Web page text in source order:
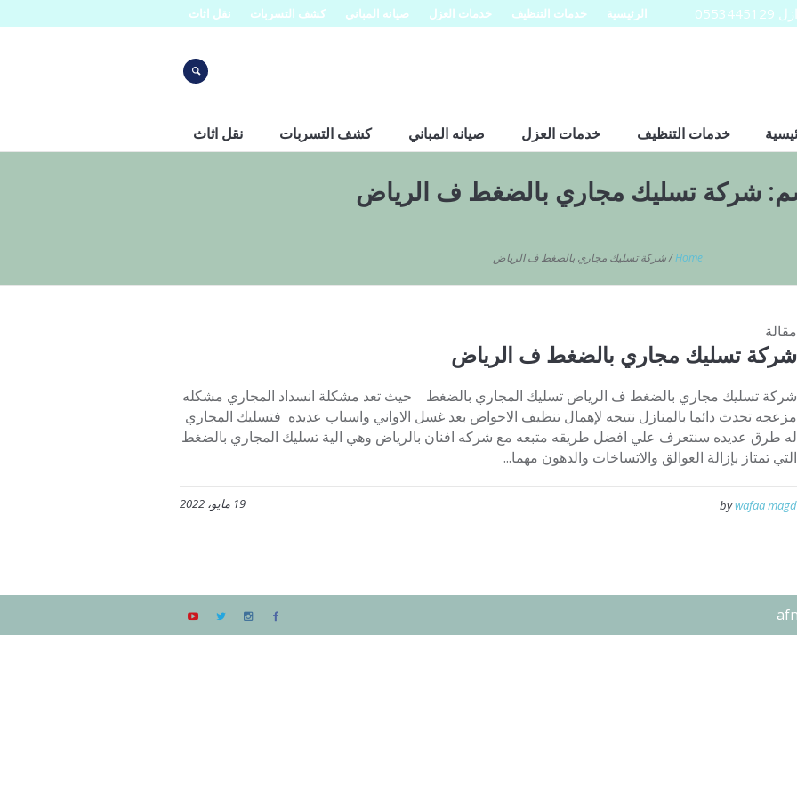
الرئيسية خدمات التنظيف خدمات العزل صيانه المباني كشف التسربات نقل اثاث
خدمات التنظيف خدمات العزل صيانه المباني كشف التسربات نقل اثاث
شركة تسليك مجاري بالضغط ف الرياض
Home
/شركة تسليك مجاري بالضغط ف الرياض
مقالة
شركة تسليك مجاري بالضغط ف الرياض
شركة تسليك مجاري بالضغط ف الرياض تسليك المجاري بالضغط حيث تعد مشكلة انسداد المجاري مشكله
مزعجه تحدث دائما بالمنازل نتيجه لإهمال تنظيف الاحواض بعد غسل الاواني واسباب عديده فتسليك المجاري
له طرق عديده سنتعرف علي افضل طريقه متبعه مع شركه افنان بالرياض وهي الية تسليك المجاري بالضغط
التي تمتاز بإزالة العوالق والاتساخات والدهون مهما...
19 مايو، 2022 bywafaa magd